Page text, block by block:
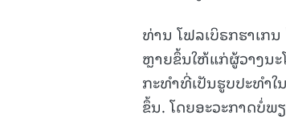
ທ່ານ ໂຟລເບິຣກຮາເກ
ຫຼາຍຂຶ້ນໃຫ້ແກ່ຜູ້ວາງນ
ກະທຳທີ່ເປັນຮູບປະທຳ
ຂຶ້ນ. ໂດຍອະວະກາດບໍ່ພ